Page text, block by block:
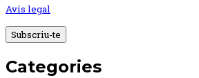
Avís legal
Categories